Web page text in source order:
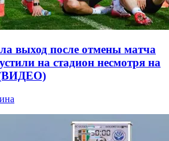
выход после отмены матча
на стадион несмотря на
(ВИДЕО)